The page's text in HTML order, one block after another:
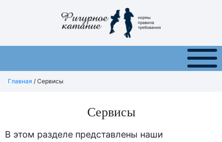
Главная / Сервисы
Сервисы
В этом разделе представлены наши